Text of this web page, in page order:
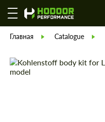
Главная Catalogue